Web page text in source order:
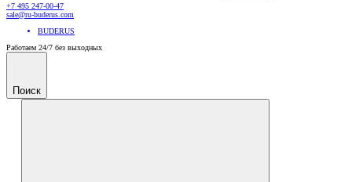
+7 495 247-00-47
sale@ru-buderus.com
BUDERUS
Работаем 24/7 без выходных
Поиск